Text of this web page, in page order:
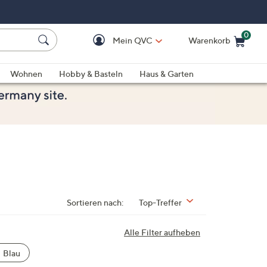
Mein QVC Warenkorb
0
Wohnen
Hobby & Basteln Haus & Garten
Sortieren nach: Top-Treffer
Alle Filter aufheben
Blau